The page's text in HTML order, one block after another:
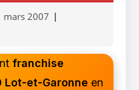
mars 2007
franchise
Lot-et-Garonne en